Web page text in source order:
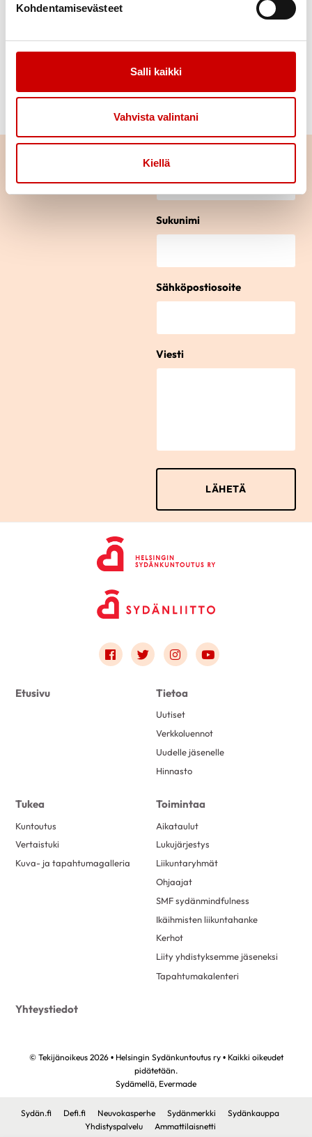
Kohdentamisevästeet
Salli kaikki
Vahvista valintani
Kiellä
risto.maunula@live.fi
Eva Ratinen
Yhdistyksen hallitus
eva.ratinen@gmail.com
Ota yhteyttä
Sukunimi
Sähköpostiosoite
Viesti
Link to facebook
Link to twitter
Link to instagram
Link to youtube
Etusivu Tietoa
Uutiset
Verkkoluennot
Uudelle jäsenelle
Hinnasto
Tukea
Kuntoutus
Vertaistuki
Kuva- ja tapahtumagalleria
Toimintaa
Aikataulut
Lukujärjestys
Liikuntaryhmät
Ohjaajat
SMF sydänmindfulness
Ikäihmisten liikuntahanke
Kerhot
Liity yhdistyksemme jäseneksi
Tapahtumakalenteri
Yhteystiedot
© Tekijänoikeus 2026 • Helsingin Sydänkuntoutus ry • Kaikki oikeudet
pidätetään.
Sydämellä, Evermade
Sydän.fi Defi.fi Neuvokasperhe Sydänmerkki
Sydänkauppa
Yhdistyspalvelu
Ammattilaisnetti